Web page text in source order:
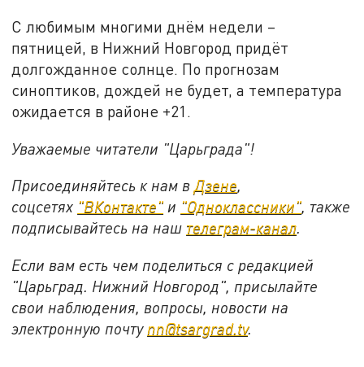
С любимым многими днём недели –
пятницей, в Нижний Новгород придёт
долгожданное солнце. По прогнозам
синоптиков, дождей не будет, а температура
ожидается в районе +21.
Уважаемые читатели "Царьграда"!
Присоединяйтесь к нам вДзене,
соцсетях "ВКонтакте" и "Одноклассники", также
подписывайтесь на наш телеграм-канал.
Если вам есть чем поделиться с редакцией
"Царьград. Нижний Новгород", присылайте
свои наблюдения, вопросы, новости на
электронную почту nn@tsargrad.tv.